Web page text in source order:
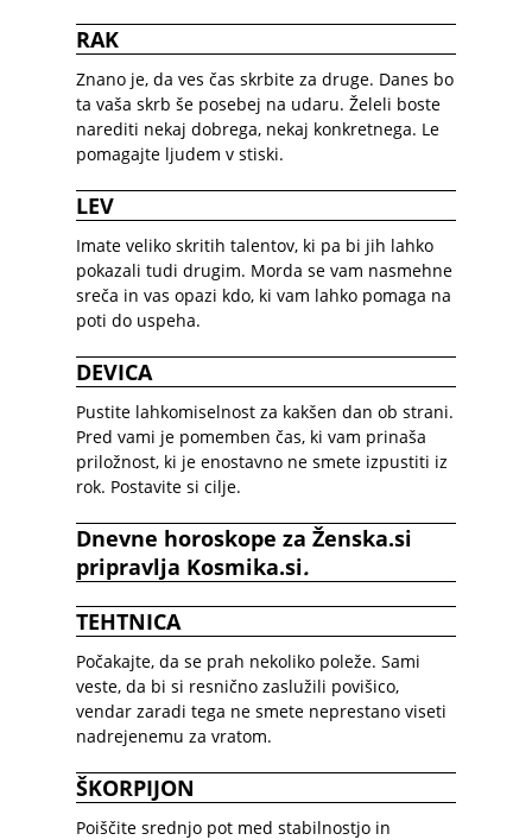
RAK
Znano je, da ves čas skrbite za druge. Danes bo
ta vaša skrb še posebej na udaru. Želeli boste
narediti nekaj dobrega, nekaj konkretnega. Le
pomagajte ljudem v stiski.
LEV
Imate veliko skritih talentov, ki pa bi jih lahko
pokazali tudi drugim. Morda se vam nasmehne
sreča in vas opazi kdo, ki vam lahko pomaga na
poti do uspeha.
DEVICA
Pustite lahkomiselnost za kakšen dan ob strani.
Pred vami je pomemben čas, ki vam prinaša
priložnost, ki je enostavno ne smete izpustiti iz
rok. Postavite si cilje.
Dnevne horoskope za Ženska.si
pripravlja Kosmika.si.
TEHTNICA
Počakajte, da se prah nekoliko poleže. Sami
veste, da bi si resnično zaslužili povišico,
vendar zaradi tega ne smete neprestano viseti
nadrejenemu za vratom.
ŠKORPIJON
Poiščite srednjo pot med stabilnostjo in